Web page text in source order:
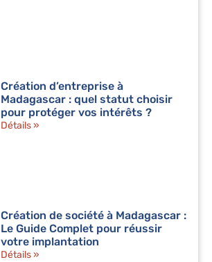
Création d’entreprise à
Madagascar : quel statut choisir
pour protéger vos intérêts ?
Détails »
Création de société à Madagascar :
Le Guide Complet pour réussir
votre implantation
Détails »